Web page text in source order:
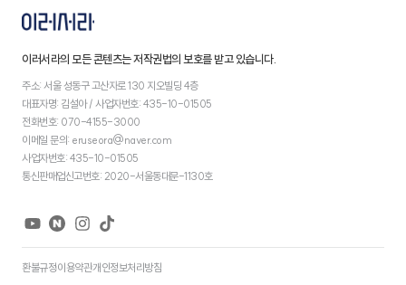
이러서라의 모든 콘텐츠는 저작권법의 보호를 받고 있습니다.
주소: 서울 성동구 고산자로 130 지오빌딩 4층
대표자명: 김설아 / 사업자번호: 435-10-01505
전화번호: 070-4155-3000
이메일 문의: eruseora@naver.com
사업자번호: 435-10-01505
통신판매업신고번호: 2020-서울동대문-1130호
환불규정이용약관개인정보처리방침